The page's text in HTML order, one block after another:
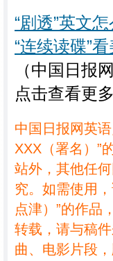
“剧透”英文怎
“连续读碟”
（中国日报
点击查看更
中国日报网英
XXX（署名）”
站外，其他任
究。如需使用
点津）”的作品
转载，请与稿
曲、电影片段